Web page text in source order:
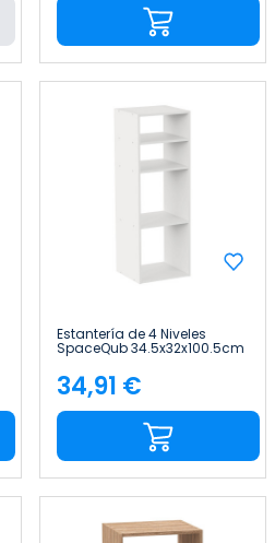
Estantería de 4 Niveles
SpaceQub 34.5x32x100.5cm
7house
Precio
34,91 €